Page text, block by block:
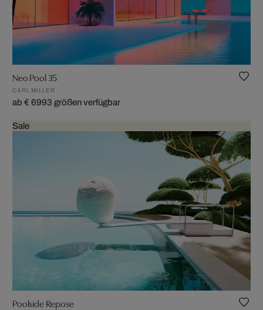
Neo Pool 35
CARL MILLER
ab € 6993 größen verfügbar
Sale
Poolside Repose